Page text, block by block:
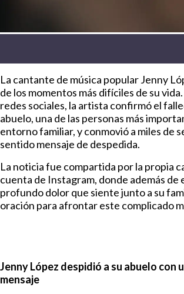
La cantante de música popular Jenny
de los momentos más difíciles de su
redes sociales, la artista confirmó el
abuelo, una de las personas más
entorno familiar, y conmovió a miles de
sentido mensaje de despedida.
La noticia fue compartida por la propia
cuenta de Instagram, donde además de
profundo dolor que siente junto a su
oración para afrontar este complicado
Jenny López despidió a su abuelo con
mensaje